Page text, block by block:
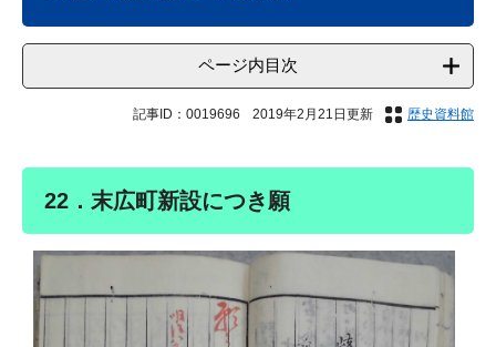
ページ内目次
記事ID：0019696 2019年2月21日更新 歴史資料館
22．末広町新設につき願